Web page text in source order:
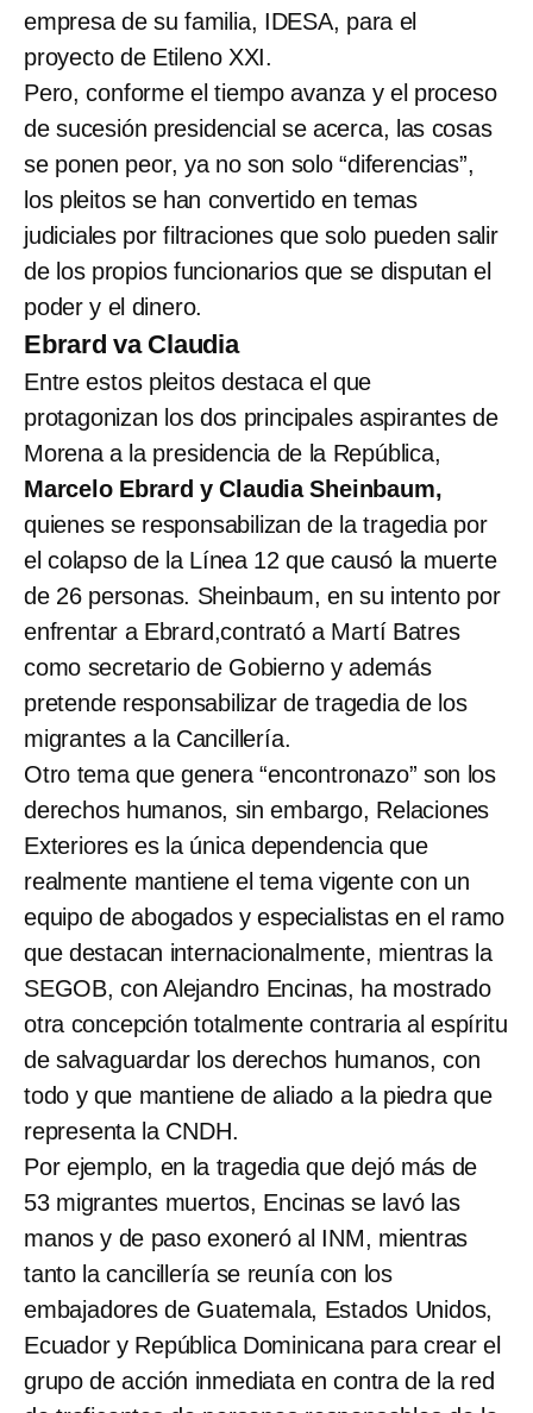
empresa de su familia, IDESA, para el
proyecto de Etileno XXI.
Pero, conforme el tiempo avanza y el proceso
de sucesión presidencial se acerca, las cosas
se ponen peor, ya no son solo “diferencias”,
los pleitos se han convertido en temas
judiciales por filtraciones que solo pueden salir
de los propios funcionarios que se disputan el
poder y el dinero.
Ebrard va Claudia
Entre estos pleitos destaca el que
protagonizan los dos principales aspirantes de
Morena a la presidencia de la República,
Marcelo Ebrard y Claudia Sheinbaum,
quienes se responsabilizan de la tragedia por
el colapso de la Línea 12 que causó la muerte
de 26 personas. Sheinbaum, en su intento por
enfrentar a Ebrard,contrató a Martí Batres
como secretario de Gobierno y además
pretende responsabilizar de tragedia de los
migrantes a la Cancillería.
Otro tema que genera “encontronazo” son los
derechos humanos, sin embargo, Relaciones
Exteriores es la única dependencia que
realmente mantiene el tema vigente con un
equipo de abogados y especialistas en el ramo
que destacan internacionalmente, mientras la
SEGOB, con Alejandro Encinas, ha mostrado
otra concepción totalmente contraria al espíritu
de salvaguardar los derechos humanos, con
todo y que mantiene de aliado a la piedra que
representa la CNDH.
Por ejemplo, en la tragedia que dejó más de
53 migrantes muertos, Encinas se lavó las
manos y de paso exoneró al INM, mientras
tanto la cancillería se reunía con los
embajadores de Guatemala, Estados Unidos,
Ecuador y República Dominicana para crear el
grupo de acción inmediata en contra de la red